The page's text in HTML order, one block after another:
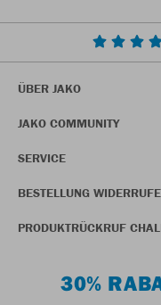
ÜBER JAKO
JAKO COMMUNITY
SERVICE
BESTELLUNG
PRODUKTRÜCKRUF
30%